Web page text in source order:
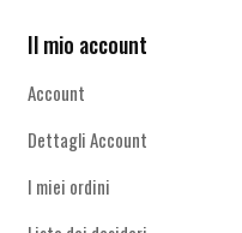
Il mio account
Account
Dettagli Account
I miei ordini